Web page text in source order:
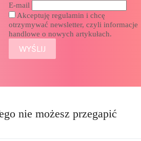
E-mail
Akceptuję regulamin i chcę
otrzymywać newsletter, czyli informacje
handlowe o nowych artykułach.
nie możesz przegapić